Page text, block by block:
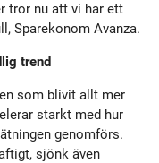
tror nu att vi har ett
Sparekonom Avanza.
trend
som blivit allt mer
starkt med hur
genomförs.
sjönk även